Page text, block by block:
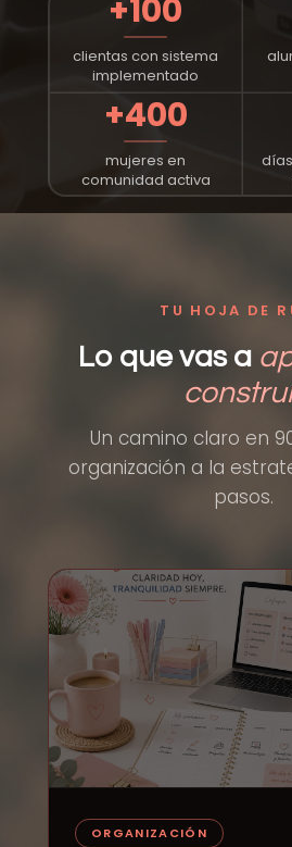
+100
clientas con sistema
implementado
+400
mujeres en
comunidad activa
TU HOJA DE
Lo que vas a
Un camino claro en
organización a la
pasos.
ORGANIZACIÓN